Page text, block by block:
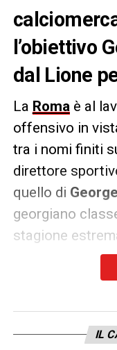
l’obiettivo
dal Lione
La Roma è al
offensivo in
tra i nomi finiti
direttore
quello di
georgiano
stagione
Protagonista
nonostante le
con numeri
IL